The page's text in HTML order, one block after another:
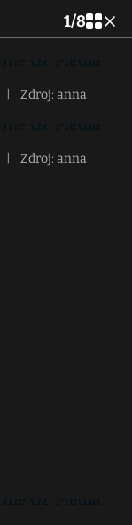
1/8
Zdroj: anna
Zdroj: anna